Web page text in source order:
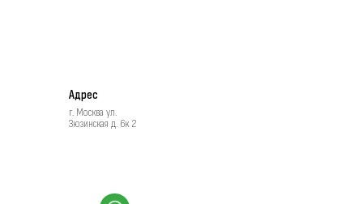
Адрес
г. Москва ул.
Зюзинская д. 6к 2